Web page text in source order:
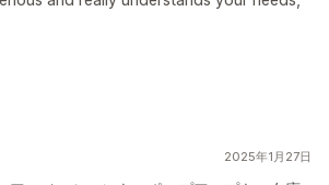
2025年1月27日